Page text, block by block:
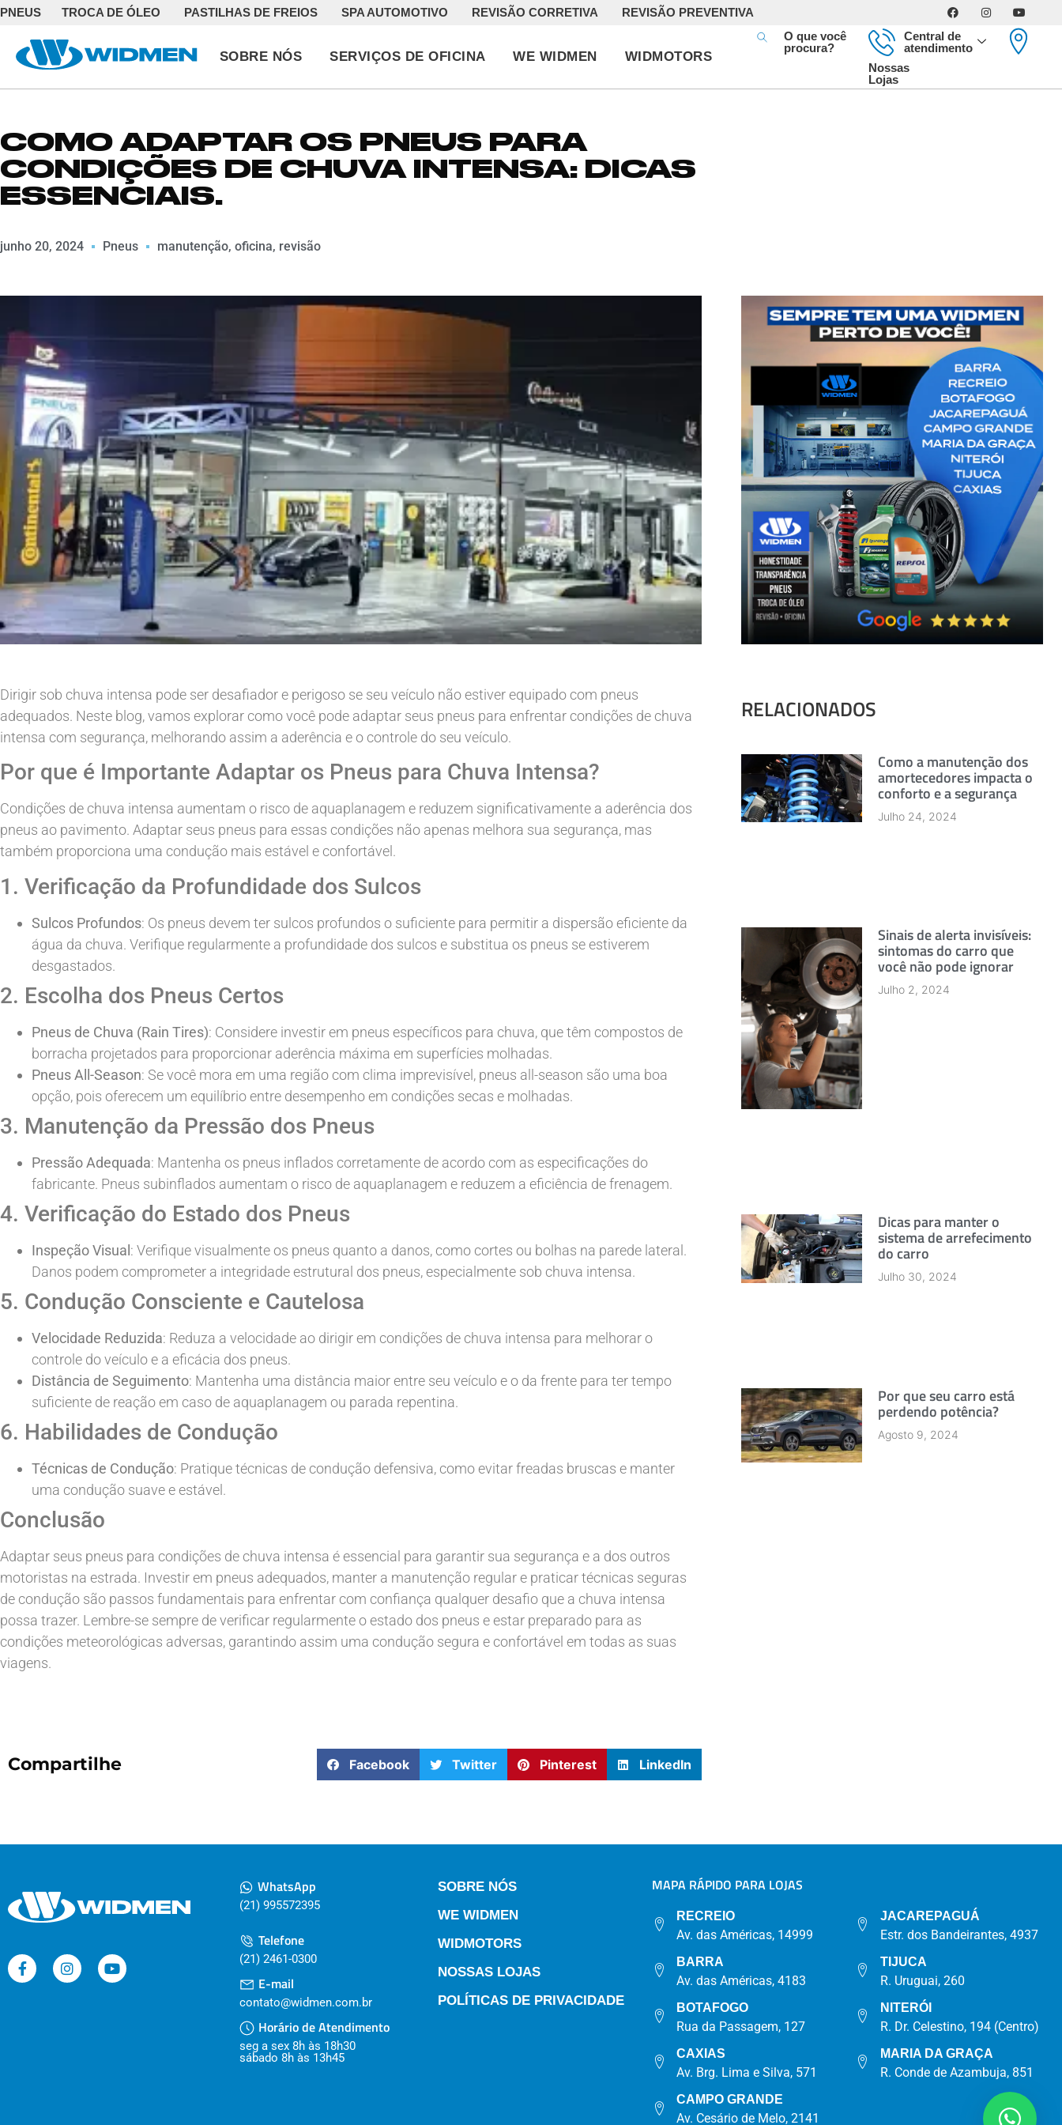
PNEUS TROCA DE ÓLEO PASTILHAS DE FREIOS SPA AUTOMOTIVO REVISÃO CORRETIVA REVISÃO PREVENTIVA
SOBRE NÓS SERVIÇOS DE OFICINA WE WIDMEN WIDMOTORS
O que você
procura?
Central de
atendimento
Nossas
Lojas
COMO ADAPTAR OS PNEUS PARA
CONDIÇÕES DE CHUVA INTENSA: DICAS
ESSENCIAIS.
junho 20, 2024 Pneus manutenção, oficina, revisão
Dirigir sob chuva intensa pode ser desafiador e perigoso se seu veículo não estiver equipado com pneus
adequados. Neste blog, vamos explorar como você pode adaptar seus pneus para enfrentar condições de chuva
intensa com segurança, melhorando assim a aderência e o controle do seu veículo.
Por que é Importante Adaptar os Pneus para Chuva Intensa?
Condições de chuva intensa aumentam o risco de aquaplanagem e reduzem significativamente a aderência dos
pneus ao pavimento. Adaptar seus pneus para essas condições não apenas melhora sua segurança, mas
também proporciona uma condução mais estável e confortável.
1. Verificação da Profundidade dos Sulcos
Sulcos Profundos: Os pneus devem ter sulcos profundos o suficiente para permitir a dispersão eficiente da
água da chuva. Verifique regularmente a profundidade dos sulcos e substitua os pneus se estiverem
desgastados.
2. Escolha dos Pneus Certos
Pneus de Chuva (Rain Tires): Considere investir em pneus específicos para chuva, que têm compostos de
borracha projetados para proporcionar aderência máxima em superfícies molhadas.
Pneus All-Season: Se você mora em uma região com clima imprevisível, pneus all-season são uma boa
opção, pois oferecem um equilíbrio entre desempenho em condições secas e molhadas.
3. Manutenção da Pressão dos Pneus
Pressão Adequada: Mantenha os pneus inflados corretamente de acordo com as especificações do
fabricante. Pneus subinflados aumentam o risco de aquaplanagem e reduzem a eficiência de frenagem.
4. Verificação do Estado dos Pneus
Inspeção Visual: Verifique visualmente os pneus quanto a danos, como cortes ou bolhas na parede lateral.
Danos podem comprometer a integridade estrutural dos pneus, especialmente sob chuva intensa.
5. Condução Consciente e Cautelosa
Velocidade Reduzida: Reduza a velocidade ao dirigir em condições de chuva intensa para melhorar o
controle do veículo e a eficácia dos pneus.
Distância de Seguimento: Mantenha uma distância maior entre seu veículo e o da frente para ter tempo
suficiente de reação em caso de aquaplanagem ou parada repentina.
6. Habilidades de Condução
Técnicas de Condução: Pratique técnicas de condução defensiva, como evitar freadas bruscas e manter
uma condução suave e estável.
Conclusão
Adaptar seus pneus para condições de chuva intensa é essencial para garantir sua segurança e a dos outros
motoristas na estrada. Investir em pneus adequados, manter a manutenção regular e praticar técnicas seguras
de condução são passos fundamentais para enfrentar com confiança qualquer desafio que a chuva intensa
possa trazer. Lembre-se sempre de verificar regularmente o estado dos pneus e estar preparado para as
condições meteorológicas adversas, garantindo assim uma condução segura e confortável em todas as suas
viagens.
Compartilhe Facebook Twitter Pinterest LinkedIn
RELACIONADOS
Como a manutenção dos
amortecedores impacta o
conforto e a segurança
Julho 24, 2024
Sinais de alerta invisíveis:
sintomas do carro que
você não pode ignorar
Julho 2, 2024
Dicas para manter o
sistema de arrefecimento
do carro
Julho 30, 2024
Por que seu carro está
perdendo potência?
Agosto 9, 2024
WhatsApp
(21) 995572395
Telefone
(21) 2461-0300
E-mail
contato@widmen.com.br
Horário de Atendimento
seg a sex 8h às 18h30
sábado 8h às 13h45
SOBRE NÓS
WE WIDMEN
WIDMOTORS
NOSSAS LOJAS
POLÍTICAS DE PRIVACIDADE
MAPA RÁPIDO PARA LOJAS
RECREIO
Av. das Américas, 14999
BARRA
Av. das Américas, 4183
BOTAFOGO
Rua da Passagem, 127
CAXIAS
Av. Brg. Lima e Silva, 571
CAMPO GRANDE
Av. Cesário de Melo, 2141
JACAREPAGUÁ
Estr. dos Bandeirantes, 4937
TIJUCA
R. Uruguai, 260
NITERÓI
R. Dr. Celestino, 194 (Centro)
MARIA DA GRAÇA
R. Conde de Azambuja, 851